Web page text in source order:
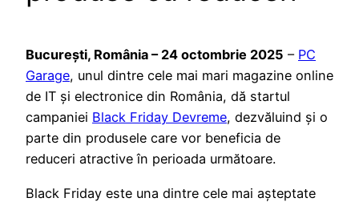
București, România – 24 octombrie 2025 – PC
Garage, unul dintre cele mai mari magazine online
de IT și electronice din România, dă startul
campaniei Black Friday Devreme, dezvăluind și o
parte din produsele care vor beneficia de
reduceri atractive în perioada următoare.
Black Friday este una dintre cele mai așteptate